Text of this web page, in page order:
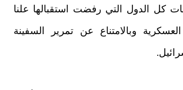
كل الدول التي رفضت استقبالها علنا
وبالامتناع عن تمرير السفينة